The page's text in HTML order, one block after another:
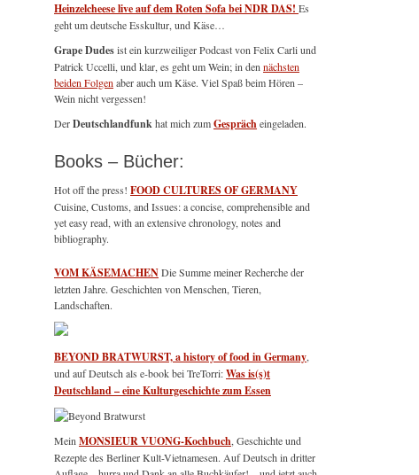
Heinzelcheese live auf dem Roten Sofa bei NDR DAS! Es
geht um deutsche Esskultur, und Käse…
Grape Dudesist ein kurzweiliger Podcast von Felix Carli und
Patrick Uccelli, und klar, es geht um Wein; in den nächsten
beiden Folgen aber auch um Käse. Viel Spaß beim Hören –
Wein nicht vergessen!
DerDeutschlandfunkhat mich zumGesprächeingeladen.
Books – Bücher:
Hot off the press! FOOD CULTURES OF GERMANY
Cuisine, Customs, and Issues: a concise, comprehensible and
yet easy read, with an extensive chronology, notes and
bibliography.
VOM KÄSEMACHENDie Summe meiner Recherche der
letzten Jahre. Geschichten von Menschen, Tieren,
Landschaften.
BEYOND BRATWURST, a history of food in Germany
und auf Deutsch als e-book bei TreTorri:Was is(s)t
Deutschland – eine Kulturgeschichte zum Essen
Mein MONSIEUR VUONG-Kochbuch , Geschichte und
Rezepte des Berliner Kult-Vietnamesen. Auf Deutsch in dritter